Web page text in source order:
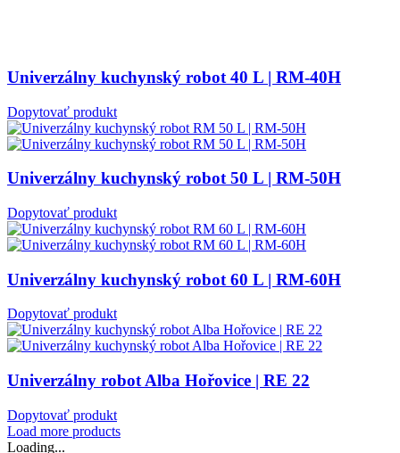
Univerzálny kuchynský robot 40 L | RM-40H
Dopytovať produkt
Univerzálny kuchynský robot 50 L | RM-50H
Dopytovať produkt
Univerzálny kuchynský robot 60 L | RM-60H
Dopytovať produkt
Univerzálny robot Alba Hořovice | RE 22
Dopytovať produkt
Load more products
Loading...